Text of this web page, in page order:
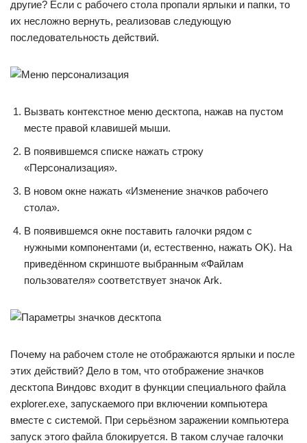
другие? Если с рабочего стола пропали ярлыки и папки, то
их несложно вернуть, реализовав следующую
последовательность действий.
Вызвать контекстное меню десктопа, нажав на пустом
месте правой клавишей мыши.
В появившемся списке нажать строку
«Персонализация».
В новом окне нажать «Изменение значков рабочего
стола».
В появившемся окне поставить галочки рядом с
нужными компонентами (и, естественно, нажать OK). На
приведённом скриншоте выбранным «Файлам
пользователя» соответствует значок Ark.
Почему на рабочем столе не отображаются ярлыки и после
этих действий? Дело в том, что отображение значков
десктопа Виндовс входит в функции специального файла
explorer.exe, запускаемого при включении компьютера
вместе с системой. При серьёзном заражении компьютера
запуск этого файла блокируется. В таком случае галочки